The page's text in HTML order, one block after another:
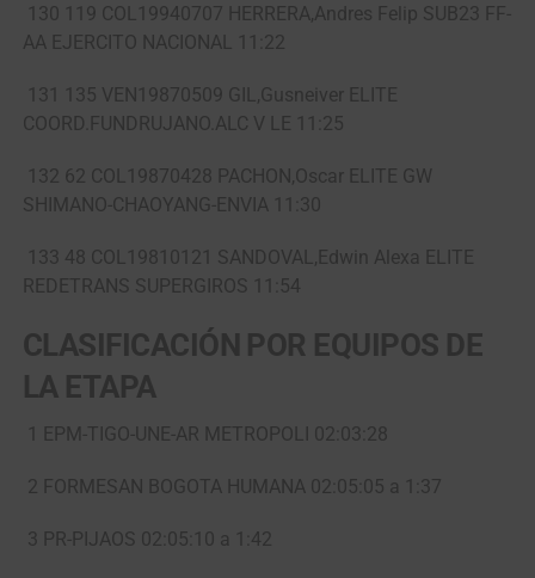
130 119 COL19940707 HERRERA,Andres Felip SUB23 FF-
AA EJERCITO NACIONAL 11:22
131 135 VEN19870509 GIL,Gusneiver ELITE
COORD.FUNDRUJANO.ALC V LE 11:25
132 62 COL19870428 PACHON,Oscar ELITE GW
SHIMANO-CHAOYANG-ENVIA 11:30
133 48 COL19810121 SANDOVAL,Edwin Alexa ELITE
REDETRANS SUPERGIROS 11:54
CLASIFICACIÓN POR EQUIPOS DE
LA ETAPA
1 EPM-TIGO-UNE-AR METROPOLI 02:03:28
2 FORMESAN BOGOTA HUMANA 02:05:05 a 1:37
3 PR-PIJAOS 02:05:10 a 1:42